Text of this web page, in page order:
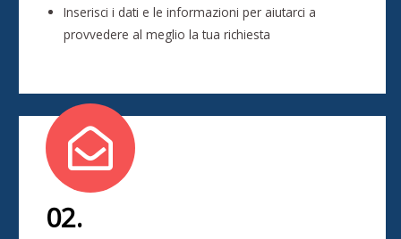
Inserisci i dati e le informazioni per aiutarci a
provvedere al meglio la tua richiesta
02.